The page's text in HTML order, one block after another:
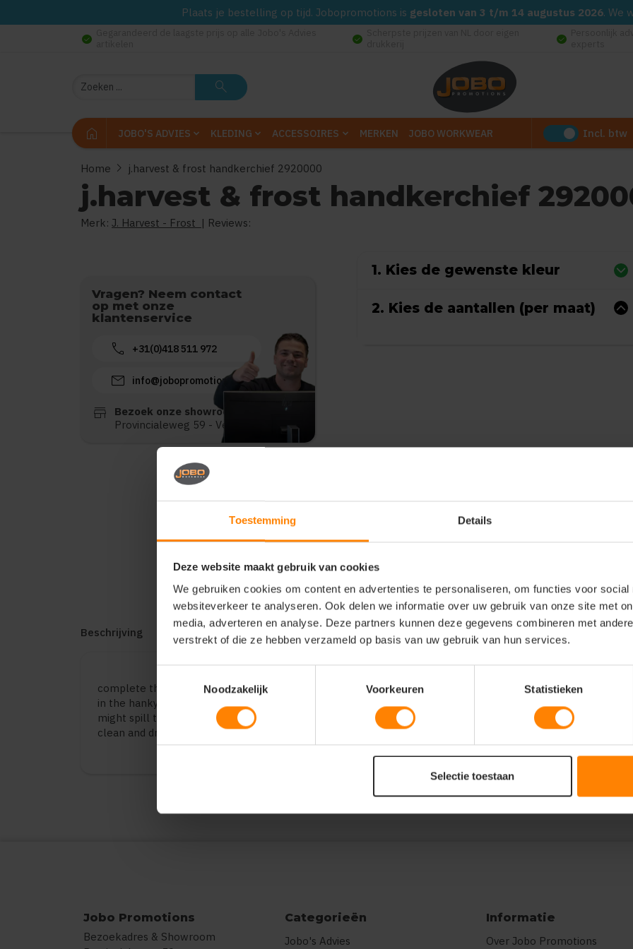
Toestemming Details
Deze website maakt gebruik van cookies
We gebruiken cookies om content en advertenties te personaliseren, om functies voor social
websiteverkeer te analyseren. Ook delen we informatie over uw gebruik van onze site met
media, adverteren en analyse. Deze partners kunnen deze gegevens combineren met
verstrekt of die ze hebben verzameld op basis van uw gebruik van hun services.
Noodzakelijk
Voorkeuren Statistieken
Selectie toestaan
Plaats je bestelling op tijd. Jobopromotions is gesloten van 3 t/m 14 augustus 2026. We
check_circle check_circle check_circle
Zoeken search
home JOBO'S ADVIES KLEDING ACCESSOIRES MERKEN JOBO WORKWEAR Incl. btw
Home chevron_right j.harvest & frost handkerchief 2920000
j.harvest & frost handkerchief
Merk: J. Harvest - Frost | Reviews:
Vragen? Neem contact
op met onze
klantenservice
call +31(0)418 511 972
mail info@jobopromotions.nl
store
Bezoek onze showroom:
Provincialeweg 59 - Velddriel
1. Kies de gewenste kleur
2. Kies de aantallen (per maat)
Beschrijving Reviews (0)
complete the look with our fabulous ties and handkerchiefs. we used the finest silk
in the hankys, and high tech micro fibers in the ties because, well you know... you
might spill that soup. micro fibers doesn’t absorb. anything. a quick rinse and voil??.
clean and dry and as good as new.
Jobo Promotions
Bezoekadres & Showroom
Categorieën
Jobo's Advies
Informatie
Over Jobo Promotions